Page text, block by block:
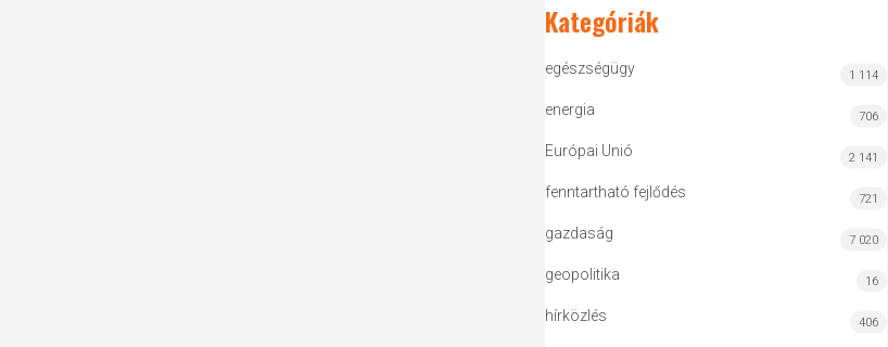
Kategóriák
egészségügy 1 114
energia 706
Európai Unió 2 141
fenntartható fejlődés 721
gazdaság 7 020
geopolitika 16
hírközlés 406